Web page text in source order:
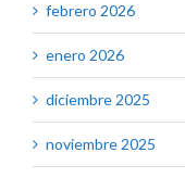
febrero 2026
enero 2026
diciembre 2025
noviembre 2025